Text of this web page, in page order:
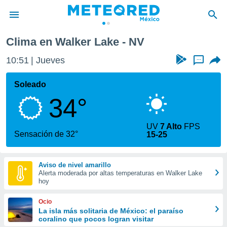
de
ha sido
calidad.
a este
las
y
forma
digital
basada
Clima en Walker Lake - NV
10:51 Jueves ...
Soleado
34°
Sensación de 32°
UV7 Alto FPS
15-25
Aviso de nivel amarillo
Alerta moderada por altas temperaturas en Walker Lake
hoy
Ocio
La isla más solitaria de México: el paraíso
coralino que pocos logran visitar